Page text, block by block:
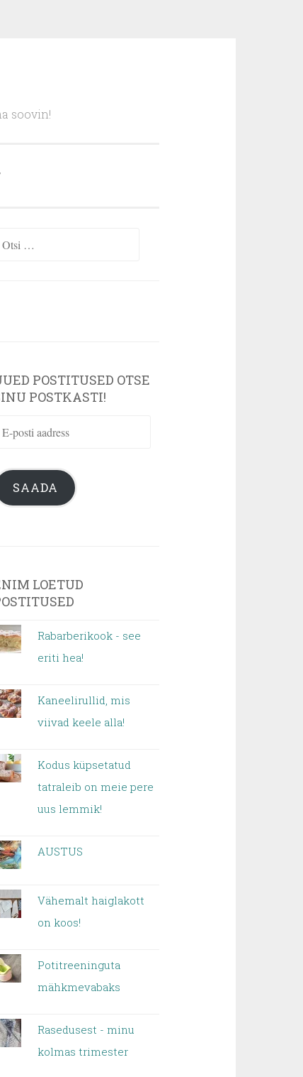
soovin!
Otsi:
POSTITUSED OTSE
POSTKASTI!
E-
aadress
SAADA
LOETUD
Rabarberikook - see
eriti hea!
Kaneelirullid, mis
viivad keele alla!
Kodus küpsetatud
tatraleib on meie pere
uus lemmik!
AUSTUS
Vähemalt haiglakott
on koos!
Potitreeninguta
mähkmevabaks
Rasedusest - minu
kolmas trimester